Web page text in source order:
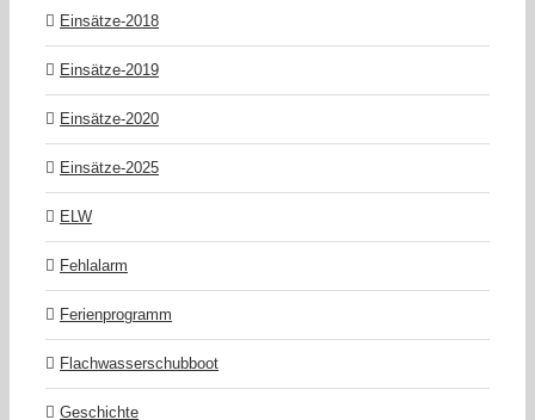
Einsätze-2018
Einsätze-2019
Einsätze-2020
Einsätze-2025
ELW
Fehlalarm
Ferienprogramm
Flachwasserschubboot
Geschichte